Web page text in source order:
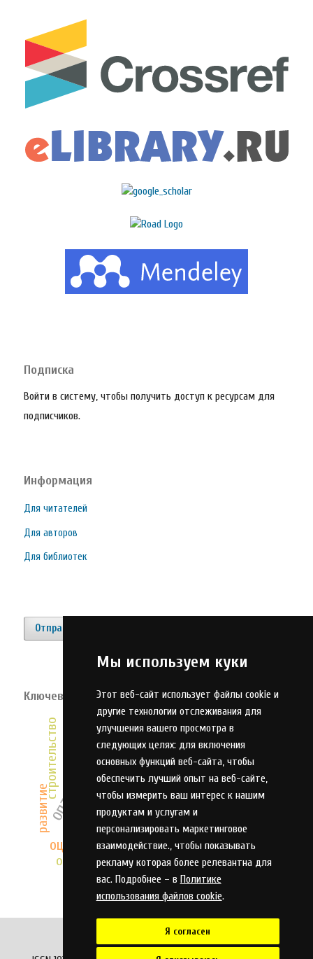
Мы используем куки
Этот веб-сайт использует файлы cookie и
другие технологии отслеживания для
улучшения вашего просмотра в
следующих целях: для включения
основных функций веб-сайта, чтобы
обеспечить лучший опыт на веб-сайте,
чтобы измерить ваш интерес к нашим
продуктам и услугам и
персонализировать маркетинговое
взаимодействие., чтобы показывать
рекламу которая более релевантна для
вас. Подробнее – в Политике
использования файлов cookie.
Я согласен
Подписка
Войти в систему, чтобы получить доступ к ресурсам для
подписчиков.
Информация
Для читателей
Для авторов
Для библиотек
Отправить материал
Ключевые слова
моделирование
инновации
оптимизация
прогнозирование
проектирование
инвестиции
модель качествоанализ
оружие
оценка
алгоритм
технология
охлаждение
строительство
автоматизация
развитие
надежность
система